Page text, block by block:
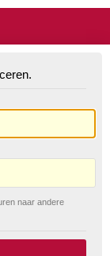
naar andere